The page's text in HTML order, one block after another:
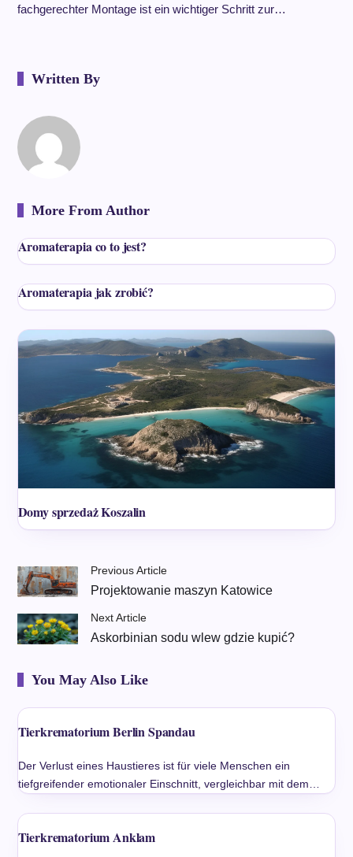
fachgerechter Montage ist ein wichtiger Schritt zur…
Written By
More From Author
Aromaterapia co to jest?
Aromaterapia jak zrobić?
Domy sprzedaż Koszalin
Previous Article
Projektowanie maszyn Katowice
Next Article
Askorbinian sodu wlew gdzie kupić?
You May Also Like
Tierkrematorium Berlin Spandau
Der Verlust eines Haustieres ist für viele Menschen ein
tiefgreifender emotionaler Einschnitt, vergleichbar mit dem…
Tierkrematorium Anklam